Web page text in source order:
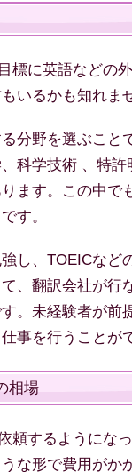
標に英語などの
いるかも知れま
分野を選ぶこと
科学技術 、特
ます。この中で
す。
し、TOEICなど
、翻訳会社が行
。未経験者が前
事を行うことが
相場
頼するようにな
な形で費用がか